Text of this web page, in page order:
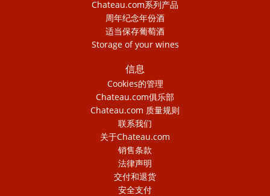
Chateau.com系列产品
周年纪念年份酒
适当保存葡萄酒
Storage of your wines
信息
Cookies的管理
Chateau.com俱乐部
Chateau.com 质量规则
联系我们
关于Chateau.com
销售条款
法律声明
交付和退货
安全支付